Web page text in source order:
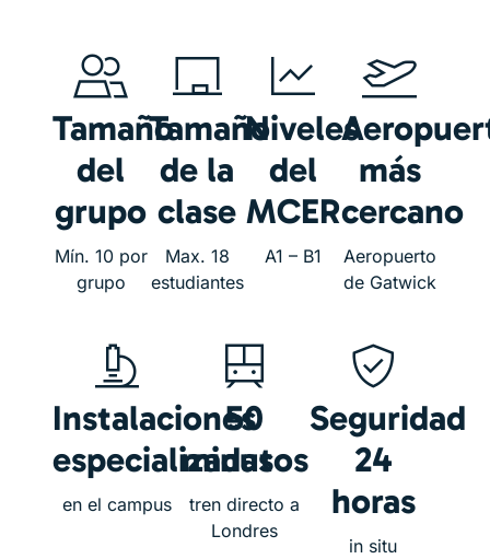
Tamaño
del
grupo
Mín. 10 por
grupo
Tamaño
de la
clase
Max. 18
estudiantes
Niveles
del
MCER
A1 – B1
más
cercano
Aeropuerto
de Gatwick
Instalaciones
especializadas
en el campus
50
minutos
tren directo a
Londres
Seguridad
24
horas
in situ